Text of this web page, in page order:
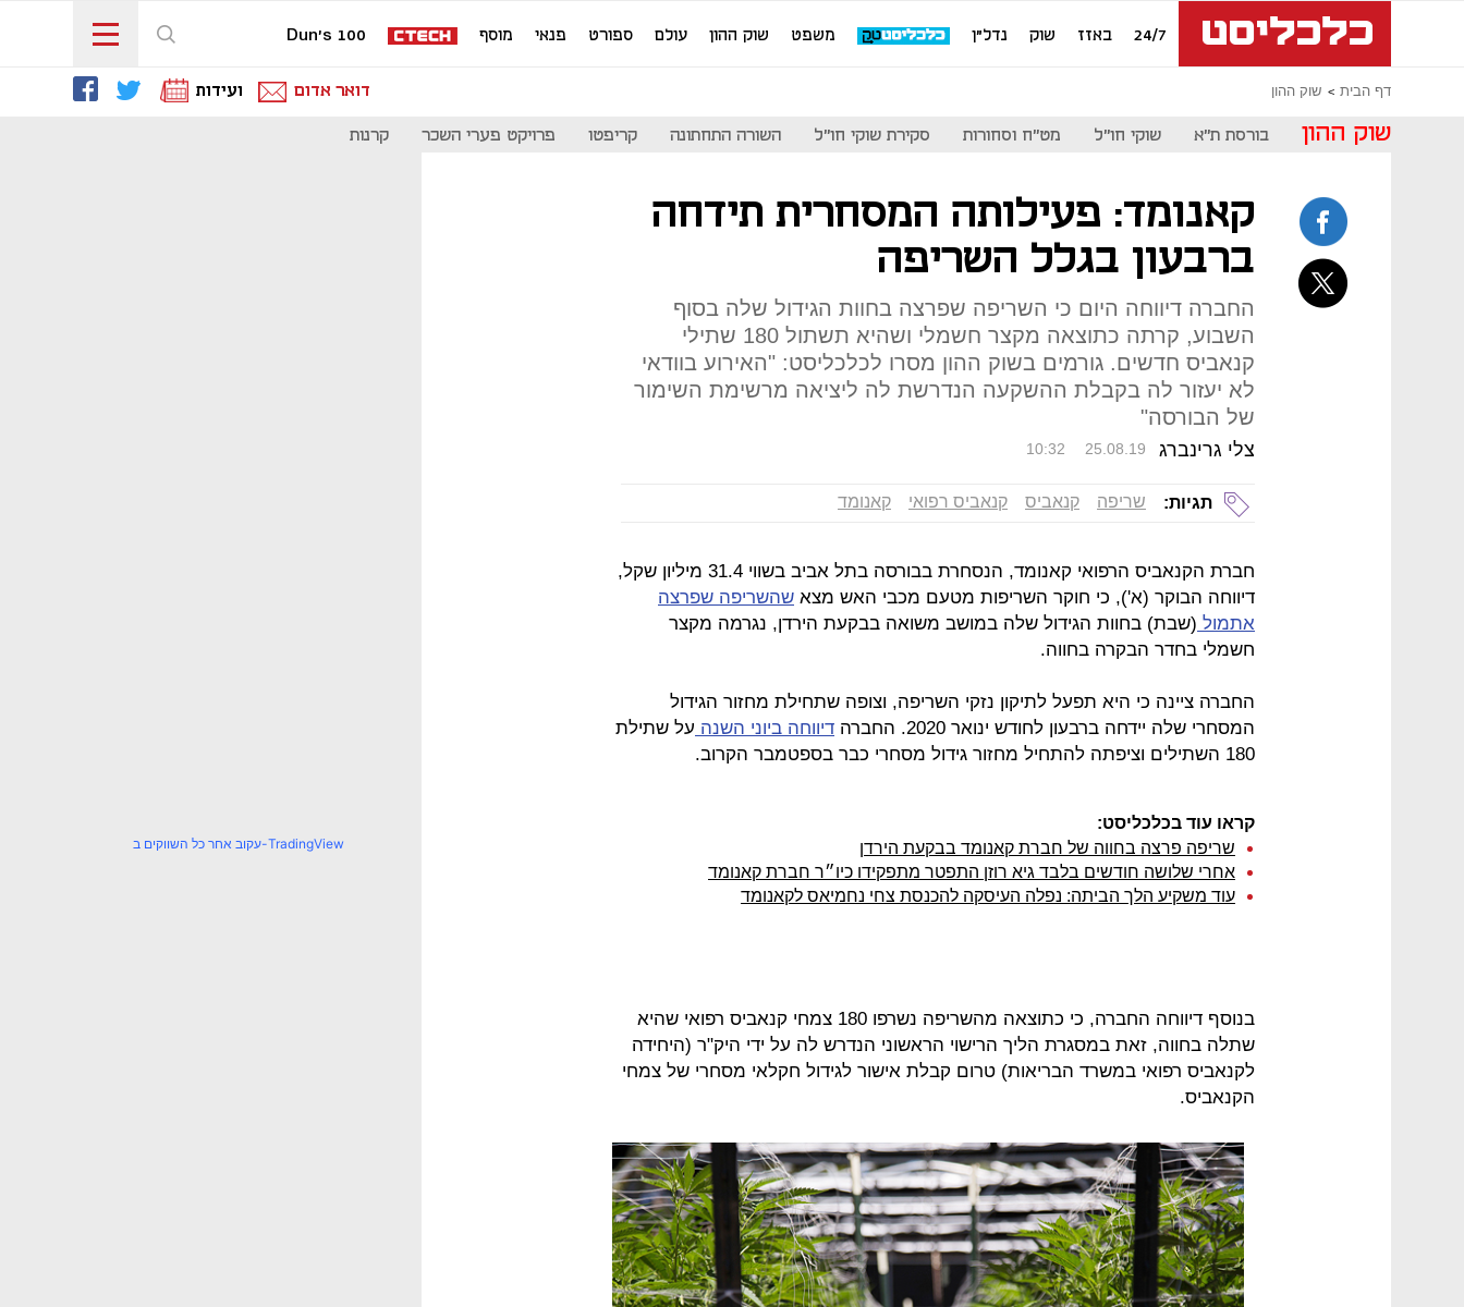
24/7 באזז שוק נדל"ן משפט שוק ההון עולם ספורט פנאי מוסף Dun's 100
דף הבית שוק ההון דואר אדום ועידות
שוק ההון בורסת ת"א שוקי חו"ל מט"ח וסחורות סקירת שוקי חו"ל השורה התחתונה קריפטו פרויקט פערי השכר קרנות
קאנומד: פעילותה המסחרית תידחה
ברבעון בגלל השריפה
החברה דיווחה היום כי השריפה שפרצה בחוות הגידול שלה בסוף
השבוע, קרתה כתוצאה מקצר חשמלי ושהיא תשתול 180 שתילי
קנאביס חדשים. גורמים בשוק ההון מסרו לכלכליסט: "האירוע בוודאי
לא יעזור לה בקבלת ההשקעה הנדרשת לה ליציאה מרשימת השימור
של הבורסה"
צלי גרינברג 10:32 25.08.19
תגיות: שריפה קנאביס קנאביס רפואי קאנומד
חברת הקנאביס הרפואי קאנומד, הנסחרת בבורסה בתל אביב בשווי 31.4 מיליון שקל,
דיווחה הבוקר (א'), כי חוקר השריפות מטעם מכבי האש מצא שהשריפה שפרצה
אתמול (שבת) בחוות הגידול שלה במושב משואה בבקעת הירדן, נגרמה מקצר
חשמלי בחדר הבקרה בחווה.
החברה ציינה כי היא תפעל לתיקון נזקי השריפה, וצופה שתחילת מחזור הגידול
המסחרי שלה יידחה ברבעון לחודש ינואר 2020. החברה
דיווחה ביוני השנה על שתילת
180 השתילים וציפתה להתחיל מחזור גידול מסחרי כבר בספטמבר הקרוב.
קראו עוד בכלכליסט:
שריפה פרצה בחווה של חברת קאנומד בבקעת הירדן
אחרי שלושה חודשים בלבד גיא רוזן התפטר מתפקידו כיו״ר חברת קאנומד
עוד משקיע הלך הביתה: נפלה העיסקה להכנסת צחי נחמיאס לקאנומד
בנוסף דיווחה החברה, כי כתוצאה מהשריפה נשרפו 180 צמחי קנאביס רפואי שהיא
שתלה בחווה, זאת במסגרת הליך הרישוי הראשוני הנדרש לה על ידי היק"ר (היחידה
לקנאביס רפואי במשרד הבריאות) טרום קבלת אישור לגידול חקלאי מסחרי של צמחי
הקנאביס.
עקוב אחר כל השווקים ב-TradingView